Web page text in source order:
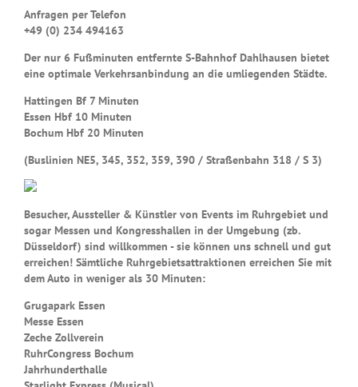
Anfragen per Telefon
+49 (0) 234 494163
Der nur 6 Fußminuten entfernte S-Bahnhof Dahlhausen bietet
eine optimale Verkehrsanbindung an die umliegenden Städte.
Hattingen Bf 7 Minuten
Essen Hbf 10 Minuten
Bochum Hbf 20 Minuten
(Buslinien NE5, 345, 352, 359, 390 / Straßenbahn 318 / S 3)
Besucher, Aussteller & Künstler von Events im Ruhrgebiet und
sogar Messen und Kongresshallen in der Umgebung (zb.
Düsseldorf) sind willkommen - sie können uns schnell und gut
erreichen! Sämtliche Ruhrgebietsattraktionen erreichen Sie mit
dem Auto in weniger als 30 Minuten:
Grugapark Essen
Messe Essen
Zeche Zollverein
RuhrCongress Bochum
Jahrhunderthalle